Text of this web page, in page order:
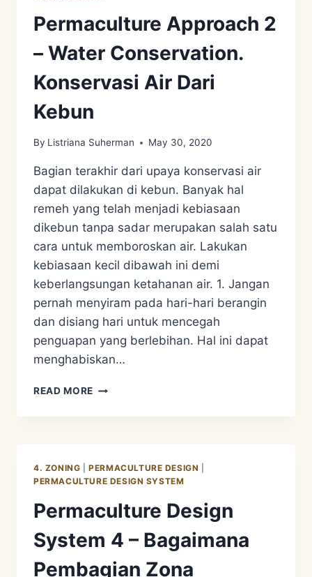
Permaculture Approach 2
– Water Conservation.
Konservasi Air Dari
Kebun
By Listriana Suherman May 30, 2020
Bagian terakhir dari upaya konservasi air
dapat dilakukan di kebun. Banyak hal
remeh yang telah menjadi kebiasaan
dikebun tanpa sadar merupakan salah satu
cara untuk memboroskan air. Lakukan
kebiasaan kecil dibawah ini demi
keberlangsungan ketahanan air. 1. Jangan
pernah menyiram pada hari-hari berangin
dan disiang hari untuk mencegah
penguapan yang berlebihan. Hal ini dapat
menghabiskan…
READ MORE PERMACULTURE
2
KONSERVASI
DARI
KEBUN
4. ZONING |PERMACULTURE DESIGN
PERMACULTURE DESIGN SYSTEM
Permaculture Design
System 4 – Bagaimana
Pembagian Zona